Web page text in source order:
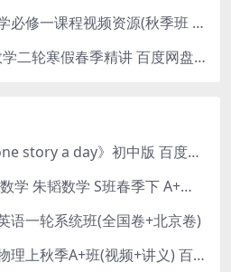
2022赵礼显高一数学必修一课程视频资源(秋季班 含讲义)百度网盘云
胡源2024届高考数学二轮寒假春季精讲 百度网盘分享
一天一个小故事《one story a day》初中版 百度网盘分享下载
初中数学 2024初一数学 朱韬数学 S班春季下 A+班春季下 百度云网盘
语一轮系统班(全国卷+北京卷)
杨萌物理2023初三物理上秋季A+班(视频+讲义) 百度网盘分享